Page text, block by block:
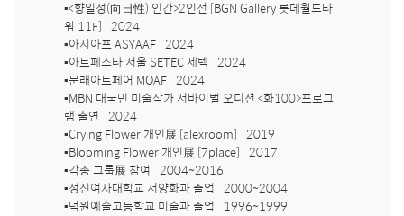
▪️<향일성(向日性) 인간>2인전 [BGN Gallery 롯데월드타
워 11F]_ 2024
▪️아시아프 ASYAAF_ 2024
▪️아트페스타 서울 SETEC 세텍_ 2024
▪️문래아트페어 MOAF_ 2024
▪️MBN 대국민 미술작가 서바이벌 오디션 <화100>프로그
램 출연_ 2024
▪️Crying Flower 개인展 [alexroom]_ 2019
▪️Blooming Flower 개인展 [7place]_ 2017
▪️각종 그룹展 참여_ 2004~2016
▪️성신여자대학교 서양화과 졸업_ 2000~2004
▪️덕원예술고등학교 미술과 졸업_ 1996~1999